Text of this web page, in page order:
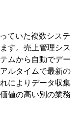
ていた複数システ
す。売上管理シス
ムから自動でデー
ルタイムで最新の
によりデータ収集
値の高い別の業務